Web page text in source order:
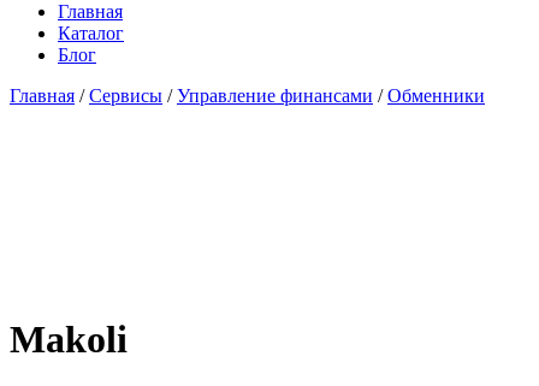
Главная
Каталог
Блог
Главная / Сервисы / Управление финансами / Обменники
Makoli